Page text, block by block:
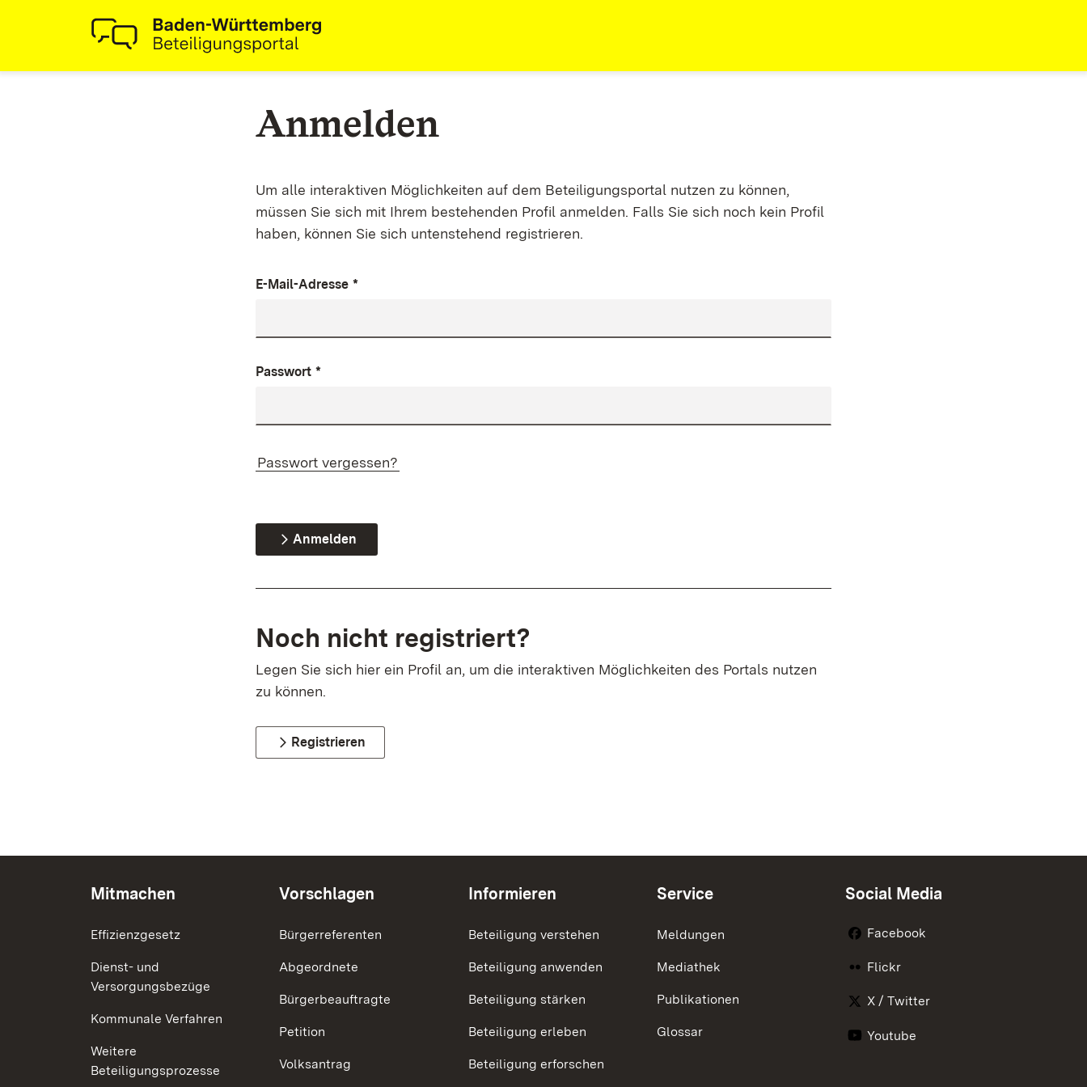
Anmelden
Um alle interaktiven Möglichkeiten auf dem Beteiligungsportal nutzen zu können,
müssen Sie sich mit Ihrem bestehenden Profil anmelden. Falls Sie sich noch kein Profil
haben, können Sie sich untenstehend registrieren.
E-Mail-Adresse *
Passwort *
Passwort vergessen?
Anmelden
Noch nicht registriert?
Legen Sie sich hier ein Profil an, um die interaktiven Möglichkeiten des Portals nutzen
zu können.
Registrieren
Mitmachen
Effizienzgesetz
Dienst- und
Versorgungsbezüge
Kommunale Verfahren
Weitere
Beteiligungsprozesse
Vorschlagen
Bürgerreferenten
Abgeordnete
Bürgerbeauftragte
Petition
Volksantrag
Informieren
Beteiligung verstehen
Beteiligung anwenden
Beteiligung stärken
Beteiligung erleben
Beteiligung erforschen
Service
Meldungen
Mediathek
Publikationen
Glossar
Social Media
Facebook
Flickr
X / Twitter
Youtube